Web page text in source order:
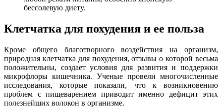
бессолевую диету.
Клетчатка для похудения и ее польза
Кроме общего благотворного воздействия на организм,
природная клетчатка для похудения, отзывы о которой весьма
положительны, создает условия для развития и поддержки
микрофлоры кишечника. Ученые провели многочисленные
исследования, которые показали, что к возникновению
проблем с пищеварением приводит именно дефицит этих
полезнейших волокон в организме.